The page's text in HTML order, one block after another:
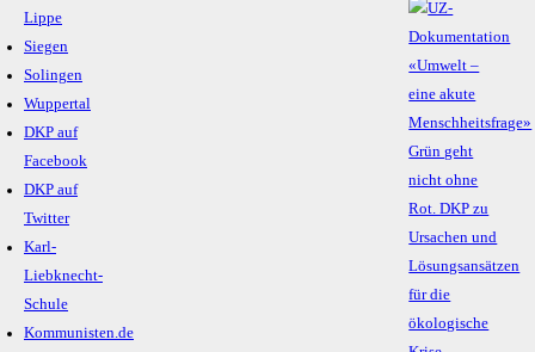
Lippe
Siegen
Solingen
Wuppertal
DKP auf
Facebook
DKP auf
Twitter
Karl-
Liebknecht-
Schule
Kommunisten.de